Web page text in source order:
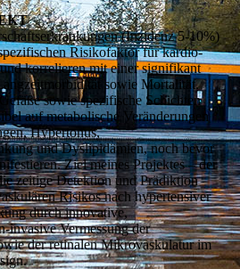
(Inzidenz 5-10%)
Risikofaktor für kardio­
korrelieren mit einer signifikant
sowie Mortalität.
sowie spezifische Schichten
auf metabolische Veränderungen
Hypertonus,
und Dyslipidämien, noch bevor
Ziel meines Projektes – der
zeitige Detektion und Prädiktion
Risikos nach hyper­ten­siver
durch innovative,
invasive Vermessung der
der retinalen Mikrovaskulatur im